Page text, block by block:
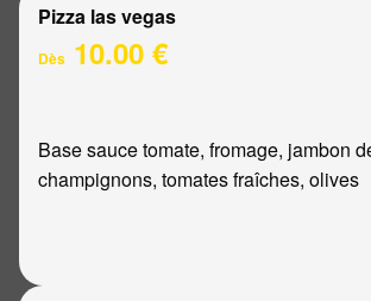
Pizza las vegas
Dès 10.00 €
Base sauce tomate, fromage, jambon
champignons, tomates fraîches, olives